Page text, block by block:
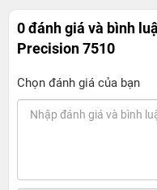
0 đánh giá và bình
Precision 7510
Chọn đánh giá của bạn